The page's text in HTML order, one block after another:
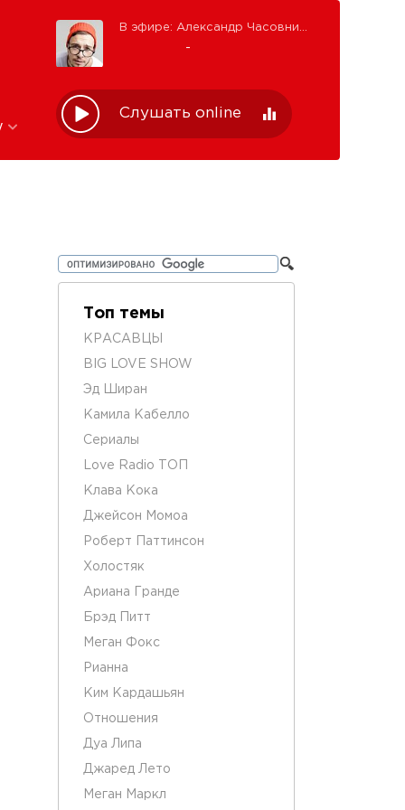
Слушать online
Топ темы
КРАСАВЦЫ
BIG LOVE SHOW
Эд Ширан
Камила Кабелло
Сериалы
Love Radio ТОП
Клава Кока
Джейсон Момоа
Роберт Паттинсон
Холостяк
Ариана Гранде
Брэд Питт
Меган Фокс
Рианна
Ким Кардашьян
Отношения
Дуа Липа
Джаред Лето
Меган Маркл